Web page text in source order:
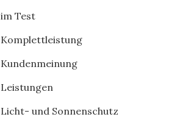
im Test
Komplettleistung
Kundenmeinung
Leistungen
Licht- und Sonnenschutz